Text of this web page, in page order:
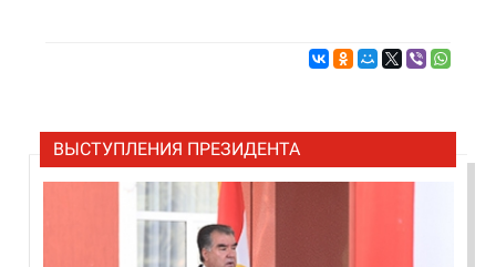
ВЫСТУПЛЕНИЯ ПРЕЗИДЕНТА